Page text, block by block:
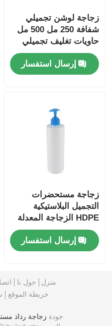
زجاجة لوشن تجميلي
شفافة 250 مل 500 مل
حاويات تغليف تجميلي
إرسال استفسار
زجاجة مستحضرات
التجميل البلاستيكية
HDPE الزجاجة المعدلة
للتعبئة والتغليف
الزجاجاتإرسال استفسار
منزل حول نا
خريطة الموقع
جودة زجاجة رذاذ